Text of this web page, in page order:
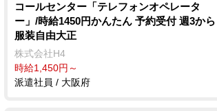
コールセンター「テレフォンオペレータ
ー」/時給1450円かんたん 予約受付 週3から
服装自由大正
株式会社H4
時給1,450円～
派遣社員 / 大阪府